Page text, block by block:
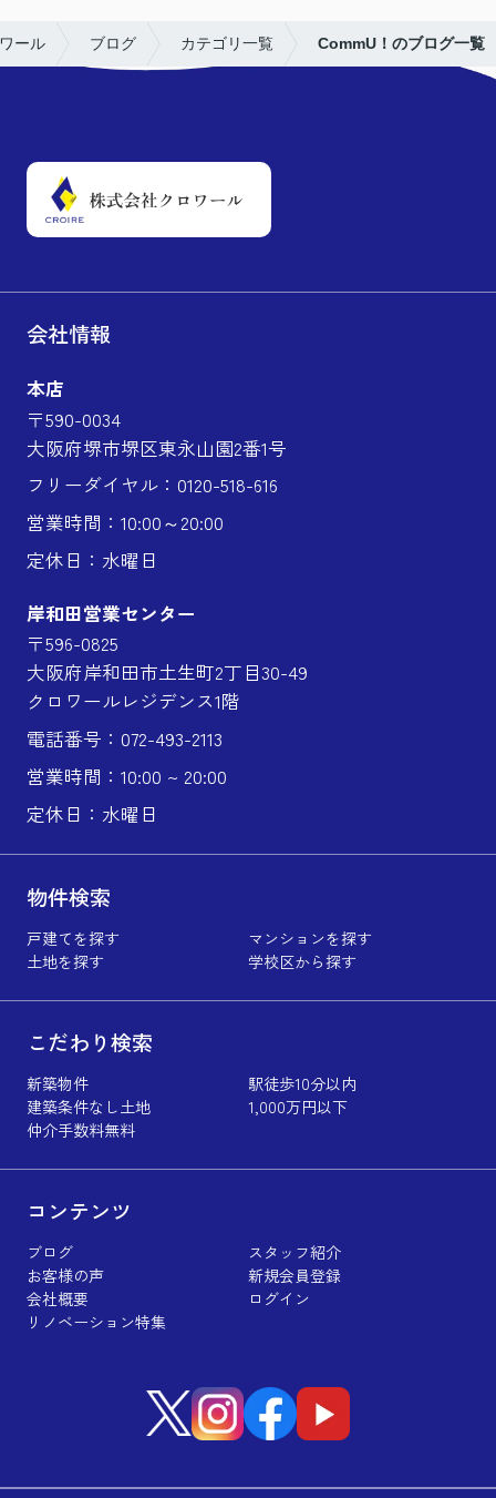
ール ブログ カテゴリ一覧 CommU！のブログ一覧
会社情報
本店
〒590-0034
大阪府堺市堺区東永山園2番1号
フリーダイヤル：0120-518-616
営業時間：10:00～20:00
定休日：水曜日
岸和田営業センター
〒596-0825
大阪府岸和田市土生町2丁目30-49
クロワールレジデンス1階
電話番号：072-493-2113
営業時間：10:00 ~ 20:00
定休日：水曜日
物件検索
戸建てを探す
マンションを探す
土地を探す
学校区から探す
こだわり検索
新築物件
駅徒歩10分以内
建築条件なし土地
1,000万円以下
仲介手数料無料
コンテンツ
ブログ
スタッフ紹介
お客様の声
新規会員登録
会社概要
ログイン
リノベーション特集